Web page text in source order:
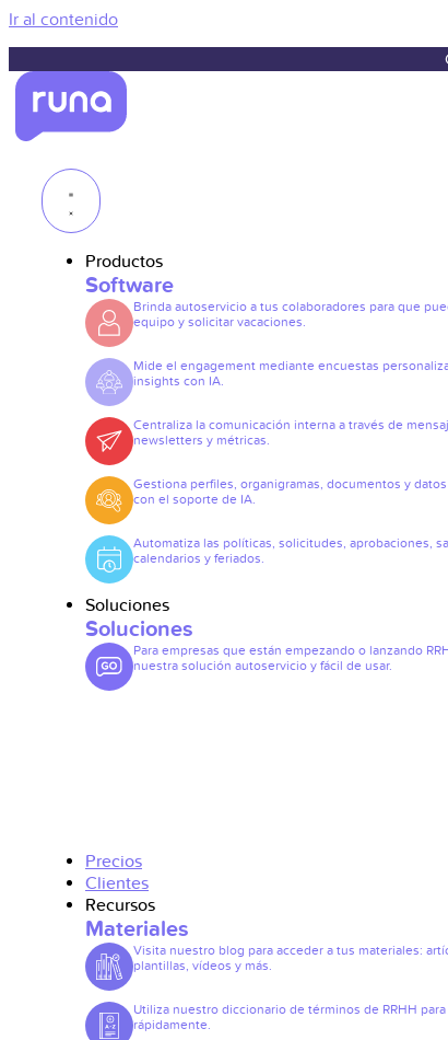
Ir al contenido
Productos
Software
Brinda autoservicio a tus colaboradores para que
equipo y solicitar vacaciones.
Mide el engagement mediante encuestas
insights con IA.
Centraliza la comunicación interna a través de
newsletters y métricas.
Gestiona perfiles, organigramas, documentos y
con el soporte de IA.
Automatiza las políticas, solicitudes, aprobaciones,
calendarios y feriados.
Soluciones
Soluciones
Para empresas que están empezando o lanzando
nuestra solución autoservicio y fácil de usar.
Precios
Clientes
Recursos
Materiales
Visita nuestro blog para acceder a tus materiales:
plantillas, vídeos y más.
Utiliza nuestro diccionario de términos de RRHH
rápidamente.